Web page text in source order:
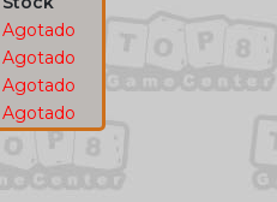
Agotado
Agotado
Agotado
Agotado